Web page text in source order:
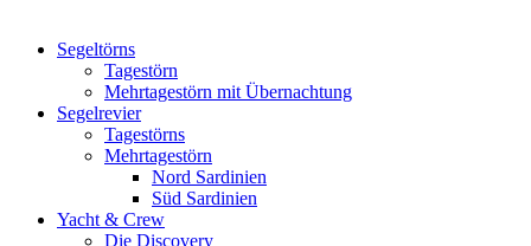
Catamaran Discovery – La Caletta
Segelabenteuer mit unserem Katamaran Discovery auf Sardinien
Segeltörns
Tagestörn
Mehrtagestörn mit Übernachtung
Segelrevier
Tagestörns
Mehrtagestörn
Nord Sardinien
Süd Sardinien
Yacht & Crew
Die Discovery